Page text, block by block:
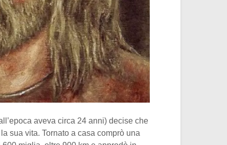
aveva circa 24 anni) decise che
sua vita. Tornato a casa comprò una